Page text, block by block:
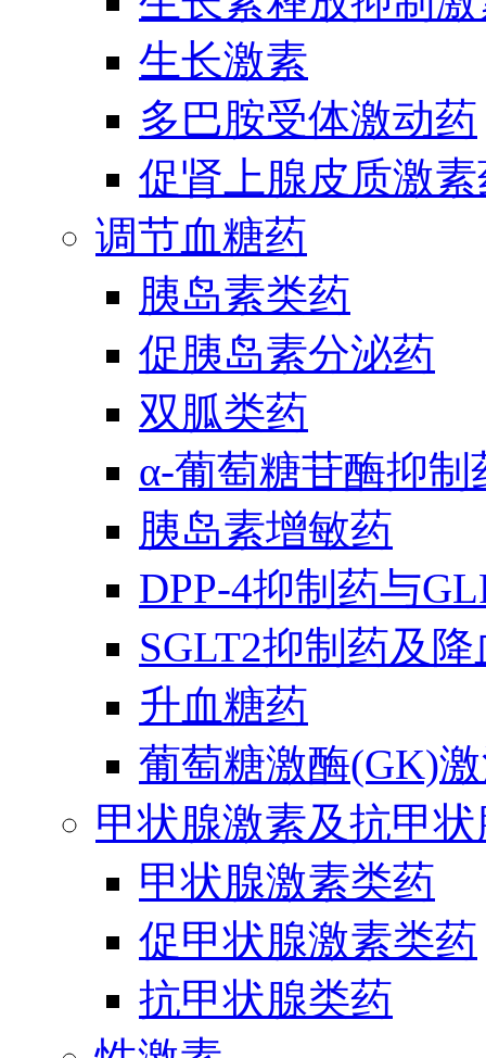
生长激素
多巴胺受体激动药
促肾上腺皮质激
调节血糖药
胰岛素类药
促胰岛素分泌药
双胍类药
α-葡萄糖苷酶抑制
胰岛素增敏药
DPP-4抑制药与
SGLT2抑制药及
升血糖药
葡萄糖激酶(GK)
甲状腺激素及抗甲
甲状腺激素类药
促甲状腺激素类药
抗甲状腺类药